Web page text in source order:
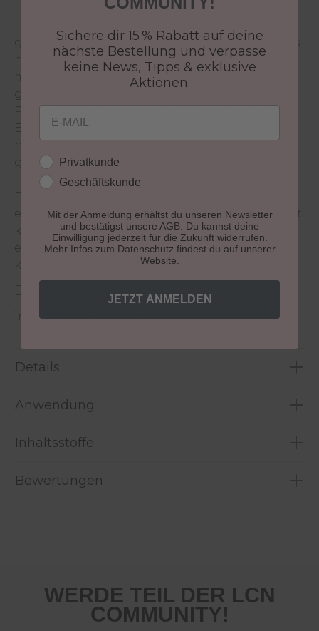
glänzenden Diamanten. Die Grundidee ist, dass
nicht nur eine Farbe verwendet wird, sondern
mehrere Ebenen mit unterschiedlichen Farben
Pigment*. Am Ende erhalten Sie ein helles
Ergebnis, das einen Effekt von Raureif
hervorruft. Die Lippen sehen frisch, leicht und
glänzend aus.
ein oberflächliches Schattieren der Farbe, findet
keine Traumatisierung der Lippe statt, sodass
eine perfekte Abheilung gewährleistet werden
kann. Vor allem aber bleibt das Pigment in den
Lippen stabil und heilt gut ab. Das
Farbpigment entwickelt sich positiv und wird
im Laufe der Zeit immer schöner.
Details
Anwendung
Inhaltsstoffe
Bewertungen
WERDE TEIL DER LCN
COMMUNITY!
Sichere dir 15 % Rabatt auf deine
nächste Bestellung und verpasse
keine News, Tipps & exklusive
Aktionen.
Email
Kundengruppe
Privatkunde
Geschäftskunde
Mit der Anmeldung erhältst du unseren Newsletter
und bestätigst unsere AGB. Du kannst deine
Einwilligung jederzeit für die Zukunft widerrufen.
Mehr Infos zum Datenschutz findest du auf unserer
Website.
JETZT ANMELDEN